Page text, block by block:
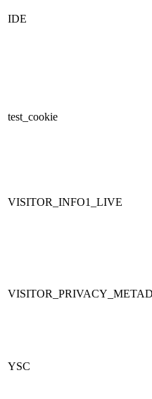
IDE
test_cookie
VISITOR_INFO1_LIVE
YSC